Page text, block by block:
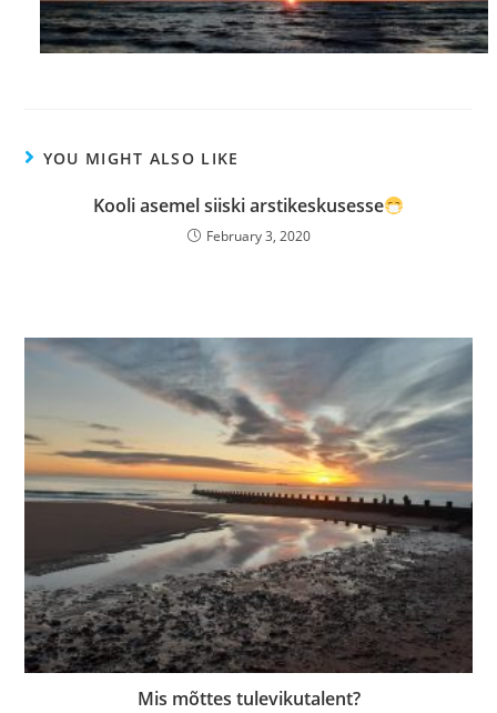
YOU MIGHT ALSO LIKE
Kooli asemel siiski arstikeskusesse
February 3, 2020
Mis mõttes tulevikutalent?